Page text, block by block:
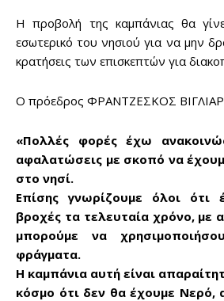
Η προβολή της καμπάνιας θα
εσωτερικό του νησιού για να μην
κρατήσεις των επισκεπτών για
Ο πρόεδρος ΦΡΑΝΤΖΕΣΚΟΣ
«Πολλές φορές έχω
αφαλατώσεις με σκοπό να
στο νησί.
Επίσης γνωρίζουμε όλοι ότι
βροχές τα τελευταία χρόνο, με
μπορούμε να
φράγματα.
Η καμπάνια αυτή είναι
κόσμο ότι δεν θα έχουμε Νερό,